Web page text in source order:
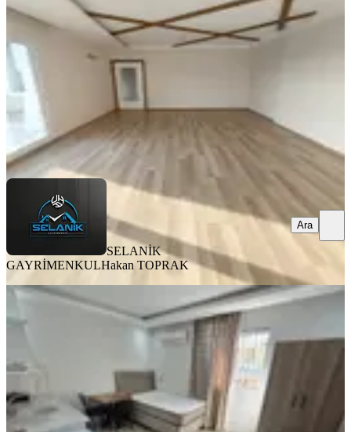
3+1·160 m²·14. Kat·06.08.2026
35.000 ₺
SELANİK GAYRİMENKUL Hakan TOPRAK
Ara
SELANİK
GAYRİMENKULHakan TOPRAK
Ara
ÖNE ÇIKAN
Barajyoluna Yakın Genişş 1+0 Eşyalı
Daire✅️
Seyhan, Yeşilyurt Mahallesi
45 m² · 03.08.2026
14.000 ₺